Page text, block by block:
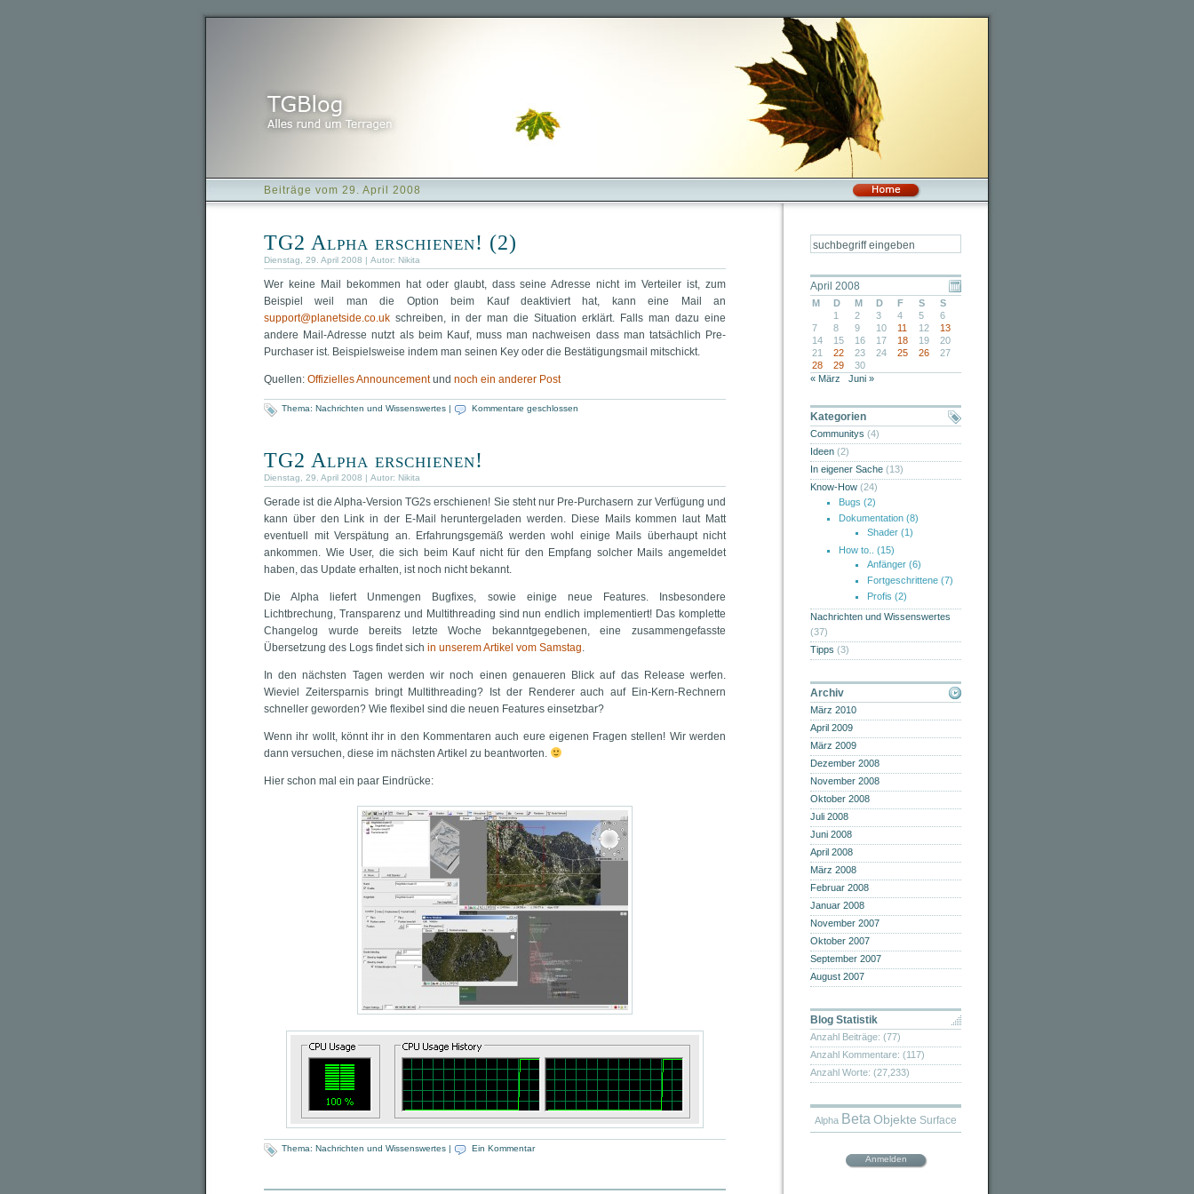
Beiträge vom 29. April 2008
TG2 Alpha erschienen! (2)
Dienstag, 29. April 2008 | Autor: Nikita
Wer keine Mail bekommen hat oder glaubt, dass seine Adresse nicht im Verteiler ist, zum
Beispiel weil man die Option beim Kauf deaktiviert hat, kann eine Mail an
support@planetside.co.uk schreiben, in der man die Situation erklärt. Falls man dazu eine
andere Mail-Adresse nutzt als beim Kauf, muss man nachweisen dass man tatsächlich Pre-
Purchaser ist. Beispielsweise indem man seinen Key oder die Bestätigungsmail mitschickt.
Quellen: Offizielles Announcementund noch ein anderer Post
Thema: Nachrichten und Wissenswertes | Kommentare geschlossen
TG2 Alpha erschienen!
Dienstag, 29. April 2008 | Autor: Nikita
Gerade ist die Alpha-Version TG2s erschienen! Sie steht nur Pre-Purchasern zur Verfügung und
kann über den Link in der E-Mail heruntergeladen werden. Diese Mails kommen laut Matt
eventuell mit Verspätung an. Erfahrungsgemäß werden wohl einige Mails überhaupt nicht
ankommen. Wie User, die sich beim Kauf nicht für den Empfang solcher Mails angemeldet
haben, das Update erhalten, ist noch nicht bekannt.
Die Alpha liefert Unmengen Bugfixes, sowie einige neue Features. Insbesondere
Lichtbrechung, Transparenz und Multithreading sind nun endlich implementiert! Das komplette
Changelog wurde bereits letzte Woche bekanntgegebenen, eine zusammengefasste
Übersetzung des Logs findet sich in unserem Artikel vom Samstag.
In den nächsten Tagen werden wir noch einen genaueren Blick auf das Release werfen.
Wieviel Zeitersparnis bringt Multithreading? Ist der Renderer auch auf Ein-Kern-Rechnern
schneller geworden? Wie flexibel sind die neuen Features einsetzbar?
Wenn ihr wollt, könnt ihr in den Kommentaren auch eure eigenen Fragen stellen! Wir werden
dann versuchen, diese im nächsten Artikel zu beantworten.
Hier schon mal ein paar Eindrücke:
Thema: Nachrichten und Wissenswertes | Ein Kommentar
April 2008
M D M D F S
S
1
2 3 4 5
6
7
8 9 10 11 12
13
14
15 16 17 18 19
20
21
22 23 24 25 26
27
28
29
30
« März
Juni »
Kategorien
Communitys (4)
Ideen (2)
In eigener Sache (13)
Know-How (24)
Bugs (2)
Dokumentation (8)
Shader (1)
How to..
(15)
Anfänger (6)
Fortgeschrittene (7)
Profis (2)
Nachrichten und Wissenswertes
(37)
Tipps (3)
Archiv
März 2010
April 2009
März 2009
Dezember 2008
November 2008
Oktober 2008
Juli 2008
Juni 2008
April 2008
März 2008
Februar 2008
Januar 2008
November 2007
Oktober 2007
September 2007
August 2007
Blog Statistik
Anzahl Beiträge: (77)
Anzahl Kommentare: (117)
Anzahl Worte: (27,233)
Alpha Beta Objekte Surface
Anmelden